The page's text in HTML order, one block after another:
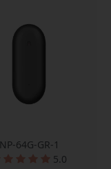
NP-64G-GR-1
5.0